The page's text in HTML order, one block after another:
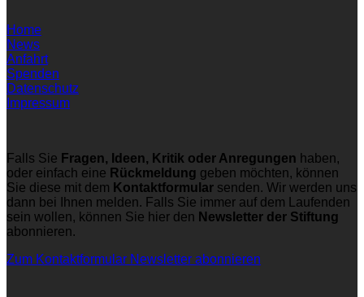
Home
News
Anfahrt
Spenden
Datenschutz
Impressum
Falls Sie Fragen, Ideen, Kritik oder Anregungen haben,
oder einfach eine Rückmeldung geben möchten, können
Sie diese mit dem Kontaktformular senden. Wir werden uns
dann bei Ihnen melden. Falls Sie immer auf dem Laufenden
sein wollen, können Sie hier den Newsletter der Stiftung
abonnieren.
Zum Kontaktformular Newsletter abonnieren